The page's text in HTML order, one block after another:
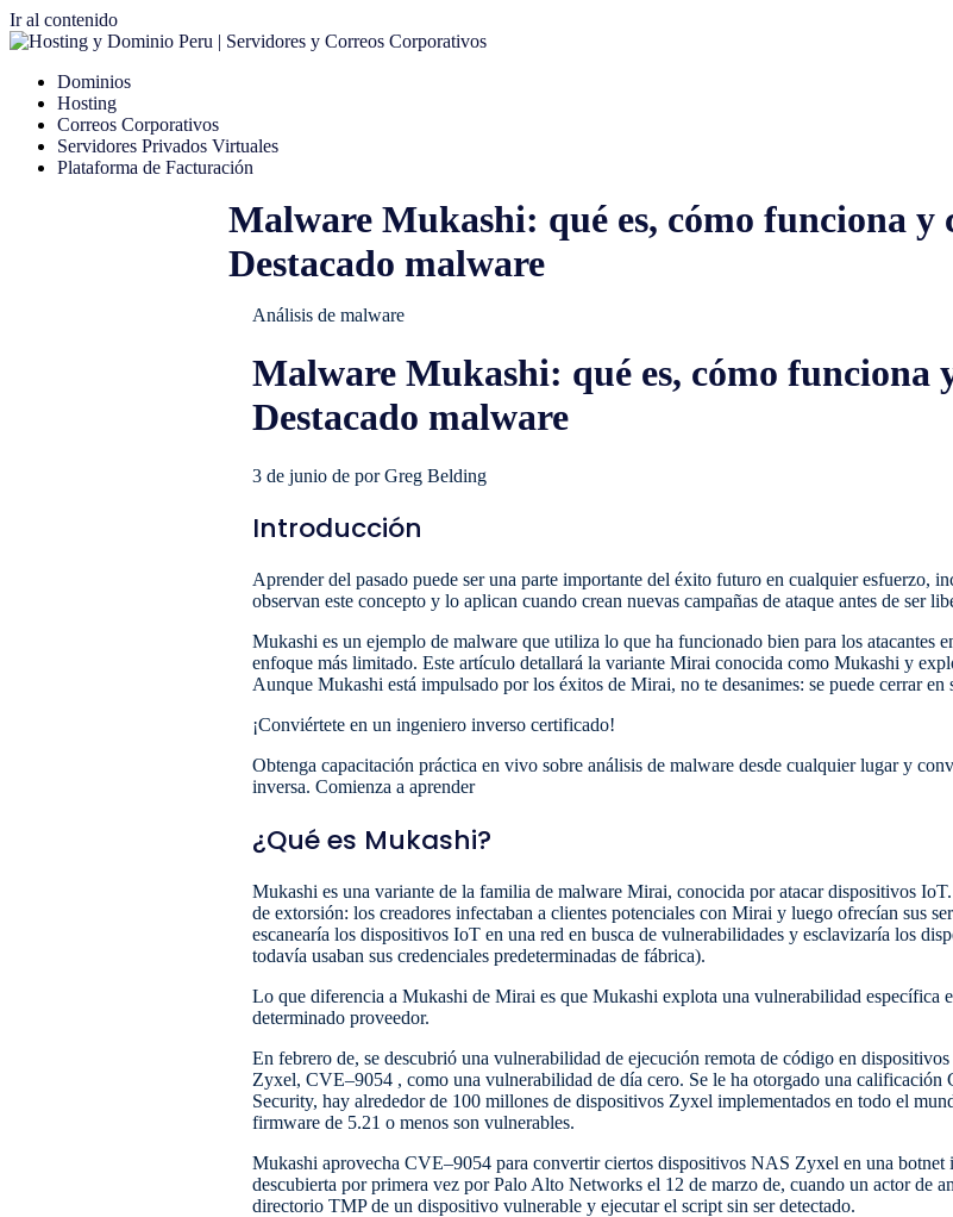
Ir al contenido
Dominios
Hosting
Correos Corporativos
Servidores Privados Virtuales
Plataforma de Facturación
Malware Mukashi: qué es, cómo funciona y
Destacado malware
Análisis de malware
Malware Mukashi: qué es, cómo funciona
Destacado malware
3 de junio de por Greg Belding
Introducción
Aprender del pasado puede ser una parte importante del éxito futuro en cualquier esfuerzo,
observan este concepto y lo aplican cuando crean nuevas campañas de ataque antes de ser
Mukashi es un ejemplo de malware que utiliza lo que ha funcionado bien para los atacantes
enfoque más limitado. Este artículo detallará la variante Mirai conocida como Mukashi y
Aunque Mukashi está impulsado por los éxitos de Mirai, no te desanimes: se puede cerrar en
¡Conviértete en un ingeniero inverso certificado!
Obtenga capacitación práctica en vivo sobre análisis de malware desde cualquier lugar y
inversa. Comienza a aprender
¿Qué es Mukashi?
Mukashi es una variante de la familia de malware Mirai, conocida por atacar dispositivos
de extorsión: los creadores infectaban a clientes potenciales con Mirai y luego ofrecían sus
escanearía los dispositivos IoT en una red en busca de vulnerabilidades y esclavizaría los
todavía usaban sus credenciales predeterminadas de fábrica).
Lo que diferencia a Mukashi de Mirai es que Mukashi explota una vulnerabilidad específica
determinado proveedor.
En febrero de, se descubrió una vulnerabilidad de ejecución remota de código en
Zyxel, CVE–9054 , como una vulnerabilidad de día cero. Se le ha otorgado una
Security, hay alrededor de 100 millones de dispositivos Zyxel implementados en todo el
firmware de 5.21 o menos son vulnerables.
Mukashi aprovecha CVE–9054 para convertir ciertos dispositivos NAS Zyxel en una
descubierta por primera vez por Palo Alto Networks el 12 de marzo de, cuando un actor de
directorio TMP de un dispositivo vulnerable y ejecutar el script sin ser detectado.